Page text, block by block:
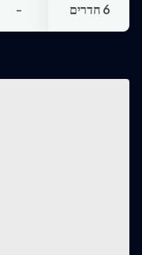
6 חדרים -